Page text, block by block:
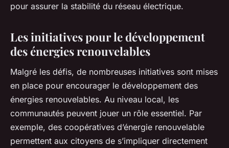
pour assurer la stabilité du réseau électrique.
Les initiatives pour le développement
des énergies renouvelables
Malgré les défis, de nombreuses initiatives sont mises
en place pour encourager le développement des
énergies renouvelables. Au niveau local, les
communautés peuvent jouer un rôle essentiel. Par
exemple, des coopératives d’énergie renouvelable
permettent aux citoyens de s’impliquer directement